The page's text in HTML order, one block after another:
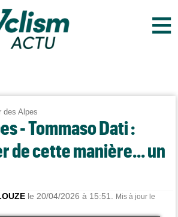
≡
des Alpes
- Tommaso Dati :
de cette manière... un
le 20/04/2026 à 15:51.
Mis à jour le